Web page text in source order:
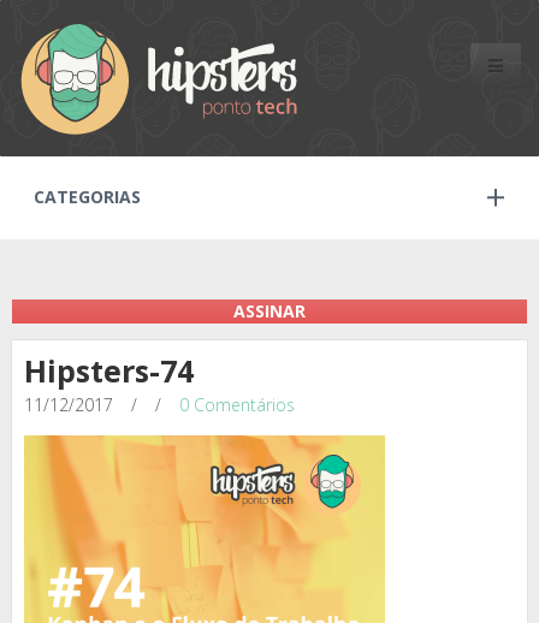
Toggle
CATEGORIAS
ASSINAR
Hipsters-74
11/12/2017 / / 0 Comentários